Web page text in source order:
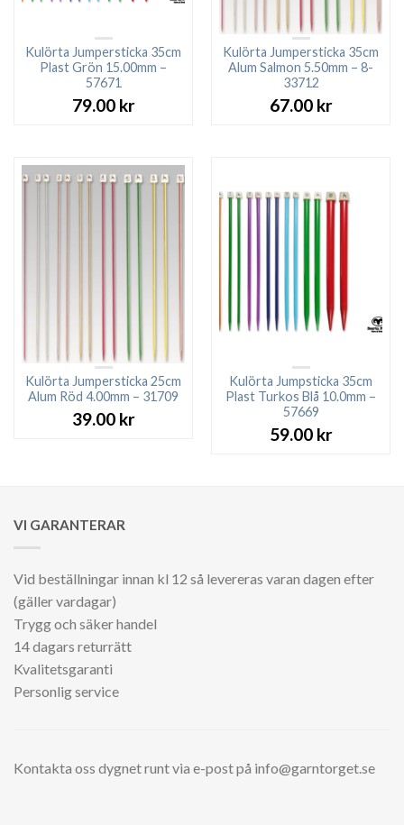
Kulörta Jumpersticka 35cm
Plast Grön 15.00mm –
57671
79.00 kr
Kulörta Jumpersticka 35cm
Alum Salmon 5.50mm – 8-
33712
67.00 kr
Kulörta Jumpersticka 25cm
Alum Röd 4.00mm – 31709
39.00 kr
Kulörta Jumpsticka 35cm
Plast Turkos Blå 10.0mm –
57669
59.00 kr
VI GARANTERAR
Vid beställningar innan kl 12 så levereras varan dagen efter
(gäller vardagar)
Trygg och säker handel
14 dagars returrätt
Kvalitetsgaranti
Personlig service
Kontakta oss dygnet runt via e-post på info@garntorget.se